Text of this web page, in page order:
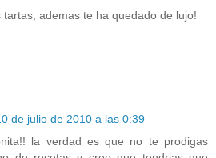
tartas, ademas te ha quedado de lujo!
de julio de 2010 a las 0:39
la verdad es que no te prodigas